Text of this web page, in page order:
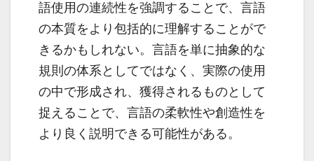
語使用の連続性を強調することで、言語
の本質をより包括的に理解することがで
きるかもしれない。言語を単に抽象的な
規則の体系としてではなく、実際の使用
の中で形成され、獲得されるものとして
捉えることで、言語の柔軟性や創造性を
より良く説明できる可能性がある。